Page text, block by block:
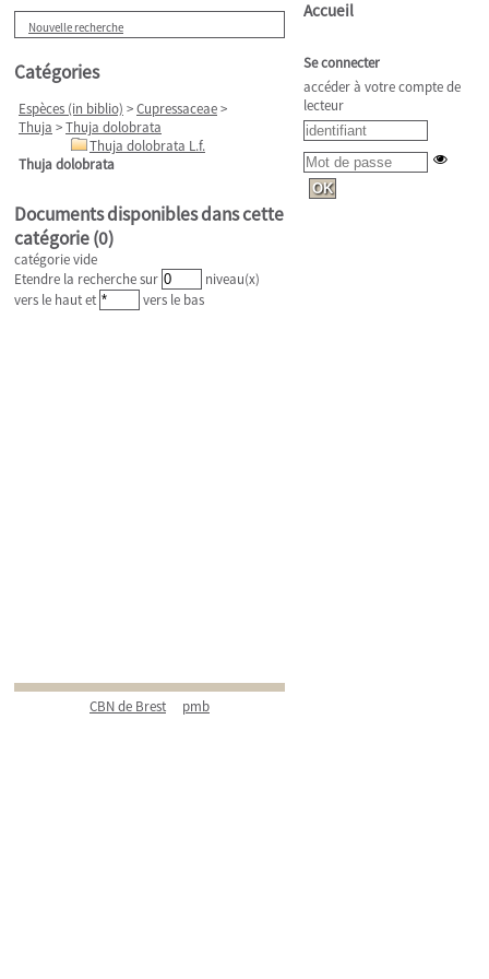
Nouvelle recherche
Catégories
Espèces (in biblio) >Cupressaceae>
Thuja >Thuja dolobrata
Thuja dolobrata L.f.
Thuja dolobrata
Documents disponibles dans cette
catégorie (0)
catégorie vide
Etendre la recherche sur
niveau(x)
vers le haut et
vers le bas
CBN de Brest pmb
Accueil
Se connecter
accéder à votre compte de
lecteur